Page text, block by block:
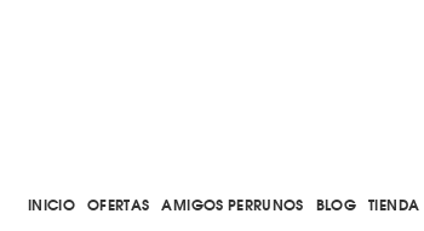
INICIO OFERTAS AMIGOS PERRUNOS BLOG TIENDA